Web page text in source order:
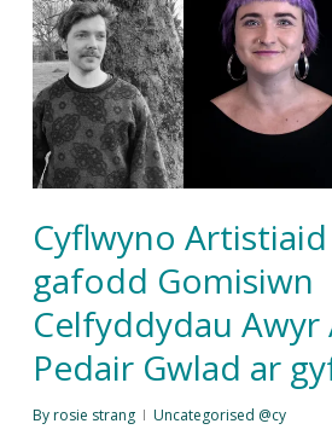
Cyflwyno
gafodd Gomisiwn
Celfyddydau Awyr
Pedair Gwlad ar
Byrosie strang Uncategorised @cy